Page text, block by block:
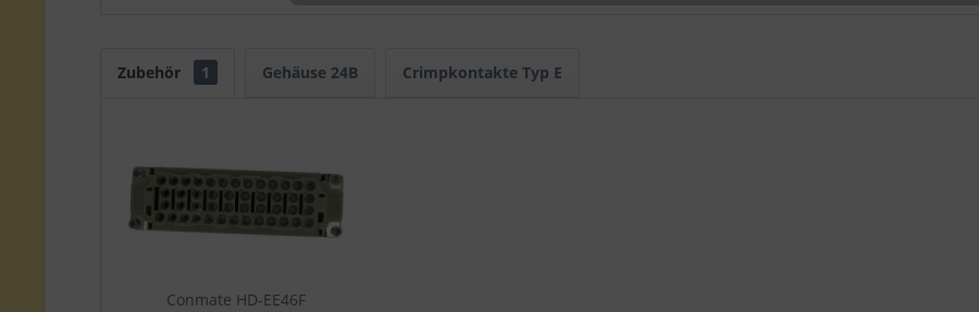
Zubehör 1 Gehäuse 24B Crimpkontakte Typ E
Conmate HD-EE46F